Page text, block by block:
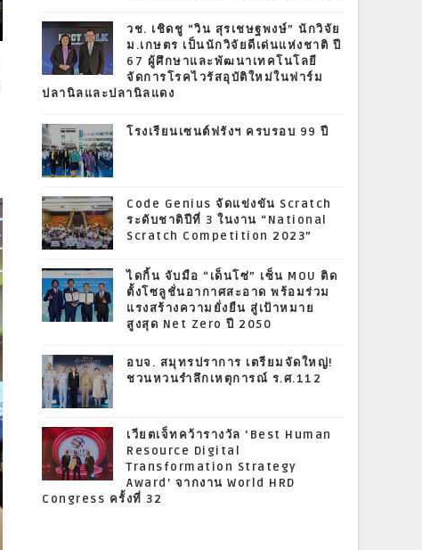
วช. เชิดชู “วิน สุรเชษฐพงษ์” นักวิจัย
ม.เกษตร เป็นนักวิจัยดีเด่นแห่งชาติ ปี
67 ผู้ศึกษาและพัฒนาเทคโนโลยี
จัดการโรคไวรัสอุบัติใหม่ในฟาร์ม
ปลานิลและปลานิลแดง
โรงเรียนเซนต์ฟรังฯ ครบรอบ 99 ปี
Code Genius จัดแข่งขัน Scratch
ระดับชาติปีที่ 3 ในงาน “National
Scratch Competition 2023”
ไดกิ้น จับมือ “เด็นโซ่” เซ็น MOU ติด
ตั้งโซลูชั่นอากาศสะอาด พร้อมร่วม
แรงสร้างความยั่งยืน สู่เป้าหมาย
สูงสุด Net Zero ปี 2050
อบจ. สมุทรปราการ เตรียมจัดใหญ่!
ชวนหวนรำลึกเหตุการณ์ ร.ศ.112
เวียตเจ็ทคว้ารางวัล ‘Best Human
Resource Digital
Transformation Strategy
Award’ จากงาน World HRD
Congress ครั้งที่ 32